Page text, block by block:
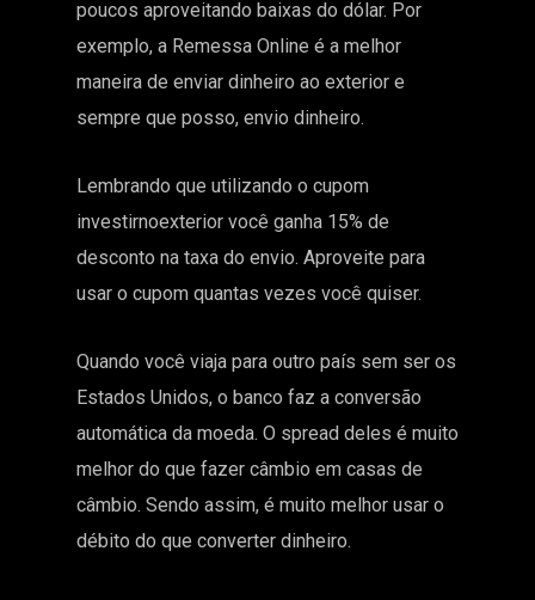
poucos aproveitando baixas do dólar. Por
exemplo, a Remessa Online é a melhor
maneira de enviar dinheiro ao exterior e
sempre que posso, envio dinheiro.
Lembrando que utilizando o cupom
investirnoexterior você ganha 15% de
desconto na taxa do envio. Aproveite para
usar o cupom quantas vezes você quiser.
Quando você viaja para outro país sem ser os
Estados Unidos, o banco faz a conversão
automática da moeda. O spread deles é muito
melhor do que fazer câmbio em casas de
câmbio. Sendo assim, é muito melhor usar o
débito do que converter dinheiro.